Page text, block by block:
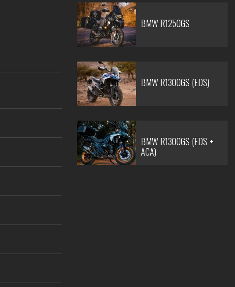
BMW R1250GS
BMW R1300GS (EDS)
BMW R1300GS (EDS +
ACA)